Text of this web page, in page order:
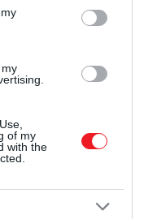
of my
with the
ez.